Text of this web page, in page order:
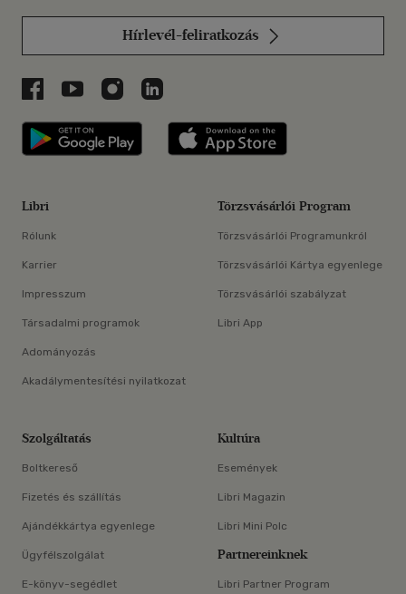
Hírlevél-feliratkozás
Libri a Facebookon
Libri a Youtube-on
Libri az Instagramon
Libri a LinkedInen
Libri applikáció Szerezd meg: Google
Libri
Rólunk
Karrier
Impresszum
Társadalmi programok
Adományozás
Akadálymentesítési nyilatkozat
Törzsvásárlói Program
Törzsvásárlói Programunkról
Törzsvásárlói Kártya egyenlege
Törzsvásárlói szabályzat
Libri App
Szolgáltatás
Boltkereső
Fizetés és szállítás
Ajándékkártya egyenlege
Ügyfélszolgálat
E-könyv-segédlet
Kultúra
Események
Libri Magazin
Libri Mini Polc
Partnereinknek
Libri Partner Program